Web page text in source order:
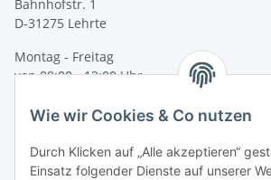
Bahnhofstr. 1
D-31275 Lehrte
Montag - Freitag
von 09:00 - 13:00 Uhr
Tel: +49 (0) 5132 8230689
Fax: +49 (0) 5132 8230693
E-Mail:mail@signalweste.net
Wie wir Cookies & Co nutzen
Durch Klicken auf „Alle akzeptieren“
Einsatz folgender Dienste auf unserer